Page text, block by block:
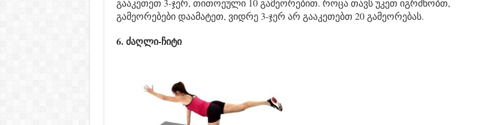
გააკეთეთ 3-ჯერ, თითოეული 10 გამეორებით. როცა თავს უკეთ იგრძნობთ,
გამეორებები დაამატეთ, ვიდრე 3-ჯერ არ გააკეთებთ 20 გამეორებას.
6. ძაღლი-ჩიტი